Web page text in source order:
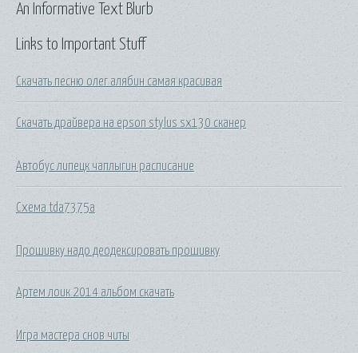
Links to Important Stuff
Скачать песню олег алябин самая красивая
Скачать драйвера на epson stylus sx130 сканер
Автобус липецк чаплыгин расписание
Схема tda7375a
Прошивку надо деодексировать прошивку
Артем лоик 2014 альбом скачать
Игра мастера снов читы
An Informative Text Blurb